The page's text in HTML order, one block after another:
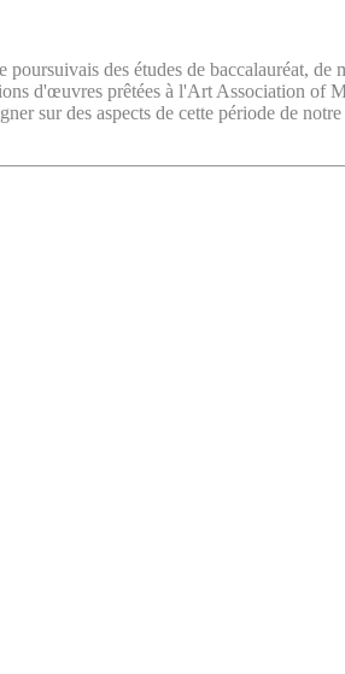
des études de baccalauréat, de
d'œuvres prêtées à l'Art Association of
sur des aspects de cette période de